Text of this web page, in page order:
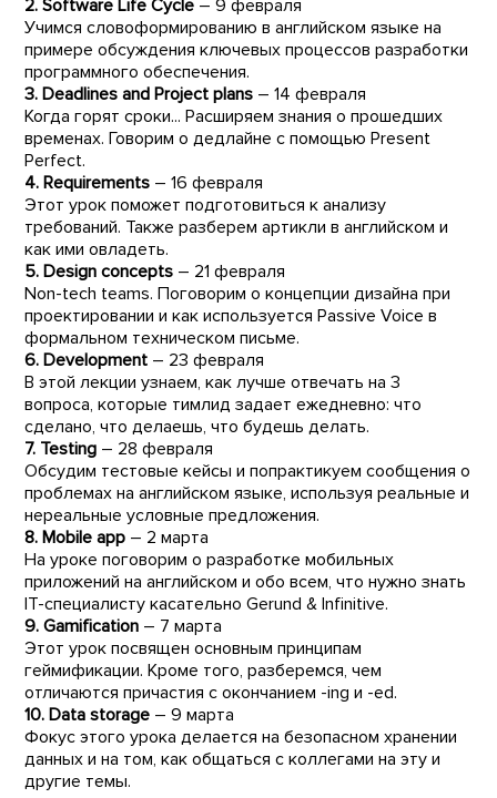
2.Software Life Cycle – 9 февраля
Учимся словоформированию в английском языке на
примере обсуждения ключевых процессов разработки
программного обеспечения.
3.Deadlines and Project plans – 14 февраля
Когда горят сроки... Расширяем знания о прошедших
временах. Говорим о дедлайне с помощью Present
Perfect.
4.Requirements – 16 февраля
Этот урок поможет подготовиться к анализу
требований. Также разберем артикли в английском и
как ими овладеть.
5.Design concepts – 21 февраля
Non-tech teams. Поговорим о концепции дизайна при
проектировании и как используется Passive Voice в
формальном техническом письме.
6.Development – 23 февраля
В этой лекции узнаем, как лучше отвечать на 3
вопроса, которые тимлид задает ежедневно: что
сделано, что делаешь, что будешь делать.
7. Testing – 28 февраля
Обсудим тестовые кейсы и попрактикуем сообщения о
проблемах на английском языке, используя реальные и
нереальные условные предложения.
8.Mobile app – 2 марта
На уроке поговорим о разработке мобильных
приложений на английском и обо всем, что нужно знать
IT-специалисту касательно Gerund & Infinitive.
9.Gamification – 7 марта
Этот урок посвящен основным принципам
геймификации. Кроме того, разберемся, чем
отличаются причастия с окончанием -ing и -ed.
10.Data storage – 9 марта
Фокус этого урока делается на безопасном хранении
данных и на том, как общаться с коллегами на эту и
другие темы.